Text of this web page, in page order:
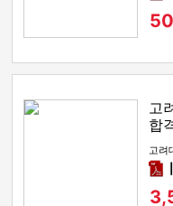
고
합
고려